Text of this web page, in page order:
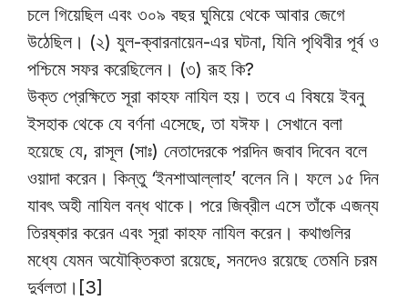
চলে গিয়েছিল এবং ৩০৯ বছর ঘুমিয়ে থেকে আবার জেগে
উঠেছিল। (২) যুল-ক্বারনায়েন-এর ঘটনা, যিনি পৃথিবীর পূর্ব ও
পশ্চিমে সফর করেছিলেন। (৩) রূহ কি?
উক্ত প্রেক্ষিতে সূরা কাহফ নাযিল হয়। তবে এ বিষয়ে ইবনু
ইসহাক থেকে যে বর্ণনা এসেছে, তা যঈফ। সেখানে বলা
হয়েছে যে, রাসূল (সাঃ) নেতাদেরকে পরদিন জবাব দিবেন বলে
ওয়াদা করেন। কিন্তু ‘ইনশাআল্লাহ’ বলেন নি। ফলে ১৫ দিন
যাবৎ অহী নাযিল বন্ধ থাকে। পরে জিব্রীল এসে তাঁকে এজন্য
তিরষ্কার করেন এবং সূরা কাহফ নাযিল করেন। কথাগুলির
মধ্যে যেমন অযৌক্তিকতা রয়েছে, সনদেও রয়েছে তেমনি চরম
দুর্বলতা।[3]